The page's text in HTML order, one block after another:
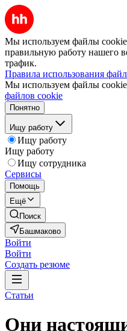
Мы используем файлы
правильную работу нашего
трафик.
Правила использования
Мы используем файлы
файлов cookie
Понятно
Ищу работу
Ищу работу
Ищу работу
Ищу сотрудника
Сервисы
Помощь
Ещё
Поиск
Башмаково
Войти
Войти
Создать резюме
Статьи
Они